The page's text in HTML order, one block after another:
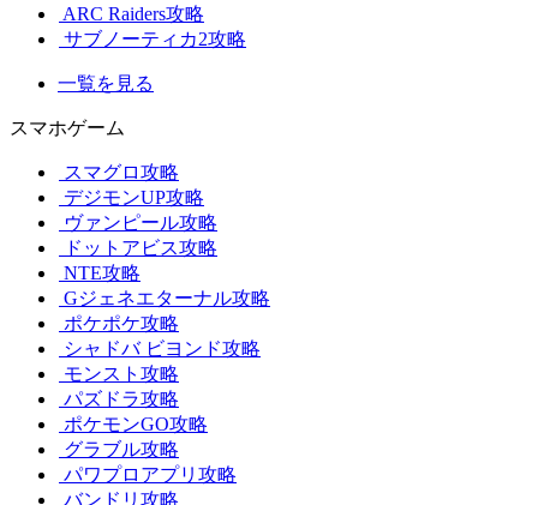
ARC Raiders攻略
サブノーティカ2攻略
一覧を見る
スマホゲーム
スマグロ攻略
デジモンUP攻略
ヴァンピール攻略
ドットアビス攻略
NTE攻略
Gジェネエターナル攻略
ポケポケ攻略
シャドバ ビヨンド攻略
モンスト攻略
パズドラ攻略
ポケモンGO攻略
グラブル攻略
パワプロアプリ攻略
バンドリ攻略